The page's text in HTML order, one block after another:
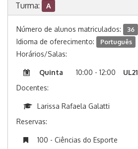
Turma: A
Número de alunos matriculados: 36
Idioma de oferecimento: Português
Horários/Salas:
Quinta 10:00 - 12:00
UL21
Docentes:
Larissa Rafaela Galatti
Reservas:
100 - Ciências do Esporte